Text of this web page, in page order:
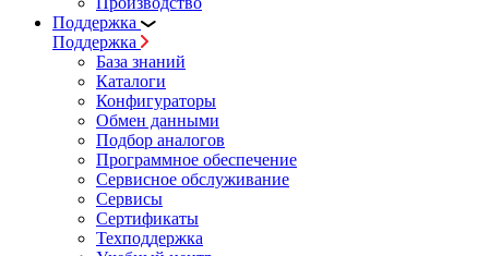
Поддержка
Поддержка
База знаний
Каталоги
Конфигураторы
Обмен данными
Подбор аналогов
Программное обеспечение
Сервисное обслуживание
Сервисы
Сертификаты
Техподдержка